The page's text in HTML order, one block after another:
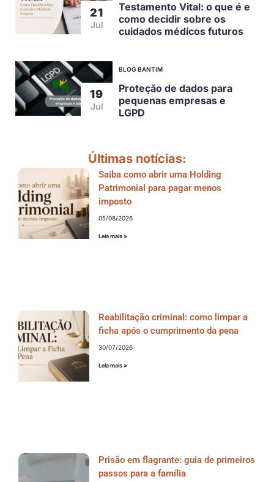
21
Jul
Testamento Vital: o que é e
como decidir sobre os
cuidados médicos futuros
19
Jul
BLOG BANTIM
Proteção de dados para
pequenas empresas e
LGPD
Últimas notícias:
Saiba como abrir uma Holding
Patrimonial para pagar menos
imposto
05/08/2026
Leia mais »
Reabilitação criminal: como limpar a
ficha após o cumprimento da pena
30/07/2026
Leia mais »
Prisão em flagrante: guia de primeiros
passos para a família